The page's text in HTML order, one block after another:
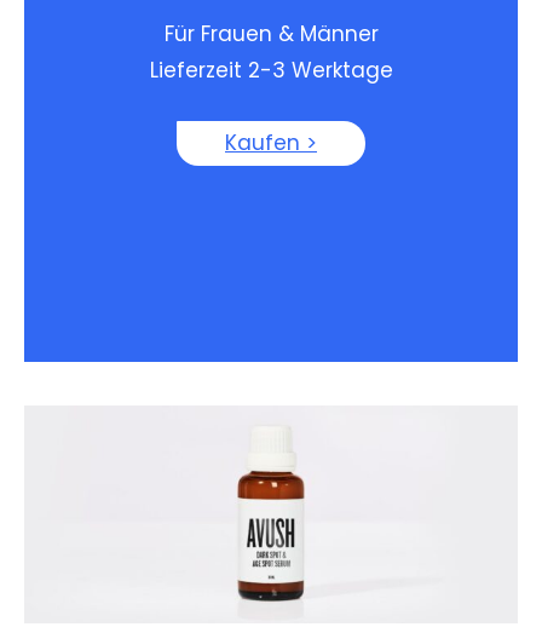
Für Frauen & Männer
Lieferzeit 2-3 Werktage
Kaufen >